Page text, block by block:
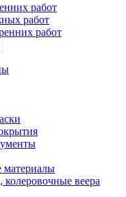
работ
работ
работ
материалы
колеровочные веера